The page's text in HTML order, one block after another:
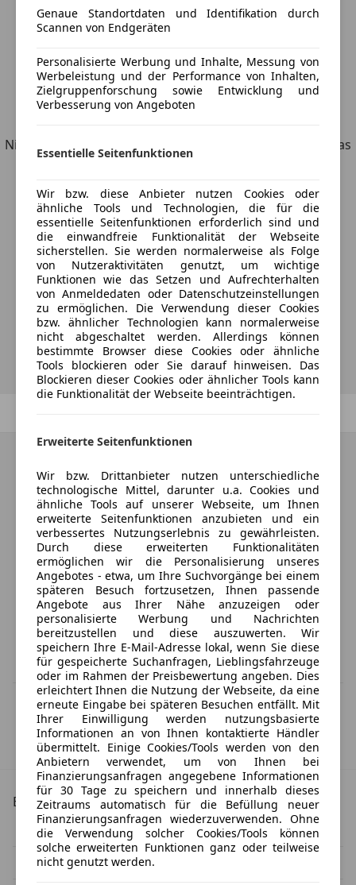
Entdecke ähnliche Fahrzeuge
Nicht ganz deine Suchkriterien, aber vielleicht genau, was
Möchtest du automatisch über neue
Fahrzeuge zu deiner Suche informiert
werden?
Suche speichern
MwSt. ausweisbar
Herstellerangabe für Neufahrzeuge. Je nach Kilometerstand,
Fahrverhalten, Batteriealter und Ladeverhalten kann die elektrische
Reichweite bei Gebrauchtwagen deutlich abweichen.
Beliebte Modelle im Überblick
Audi A4
Audi A6
Audi A3
Genaue Standortdaten und Identifikation durch
Scannen von Endgeräten
Personalisierte Werbung und Inhalte, Messung von
Werbeleistung und der Performance von Inhalten,
Zielgruppenforschung sowie Entwicklung und
Verbesserung von Angeboten
Essentielle Seitenfunktionen
Wir bzw. diese Anbieter nutzen Cookies oder
ähnliche Tools und Technologien, die für die
essentielle Seitenfunktionen erforderlich sind und
die einwandfreie Funktionalität der Webseite
sicherstellen. Sie werden normalerweise als Folge
von Nutzeraktivitäten genutzt, um wichtige
Funktionen wie das Setzen und Aufrechterhalten
von Anmeldedaten oder Datenschutzeinstellungen
zu ermöglichen. Die Verwendung dieser Cookies
bzw. ähnlicher Technologien kann normalerweise
nicht abgeschaltet werden. Allerdings können
bestimmte Browser diese Cookies oder ähnliche
Tools blockieren oder Sie darauf hinweisen. Das
Blockieren dieser Cookies oder ähnlicher Tools kann
die Funktionalität der Webseite beeinträchtigen.
Erweiterte Seitenfunktionen
Wir bzw. Drittanbieter nutzen unterschiedliche
technologische Mittel, darunter u.a. Cookies und
ähnliche Tools auf unserer Webseite, um Ihnen
erweiterte Seitenfunktionen anzubieten und ein
verbessertes Nutzungserlebnis zu gewährleisten.
Durch diese erweiterten Funktionalitäten
ermöglichen wir die Personalisierung unseres
Angebotes - etwa, um Ihre Suchvorgänge bei einem
späteren Besuch fortzusetzen, Ihnen passende
Angebote aus Ihrer Nähe anzuzeigen oder
personalisierte Werbung und Nachrichten
bereitzustellen und diese auszuwerten. Wir
speichern Ihre E-Mail-Adresse lokal, wenn Sie diese
für gespeicherte Suchanfragen, Lieblingsfahrzeuge
oder im Rahmen der Preisbewertung angeben. Dies
erleichtert Ihnen die Nutzung der Webseite, da eine
erneute Eingabe bei späteren Besuchen entfällt. Mit
Ihrer Einwilligung werden nutzungsbasierte
Informationen an von Ihnen kontaktierte Händler
übermittelt. Einige Cookies/Tools werden von den
Anbietern verwendet, um von Ihnen bei
Finanzierungsanfragen angegebene Informationen
für 30 Tage zu speichern und innerhalb dieses
Zeitraums automatisch für die Befüllung neuer
Finanzierungsanfragen wiederzuverwenden. Ohne
die Verwendung solcher Cookies/Tools können
solche erweiterten Funktionen ganz oder teilweise
nicht genutzt werden.